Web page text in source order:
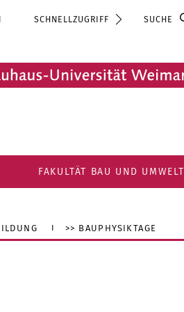
SCHNELLZUGRIFF Suche
FAKULTÄT BAU UND UMWELT
>> BAUPHYSIKTAGE